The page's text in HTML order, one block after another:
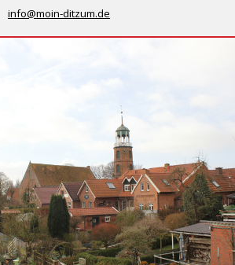
info@moin-ditzum.de